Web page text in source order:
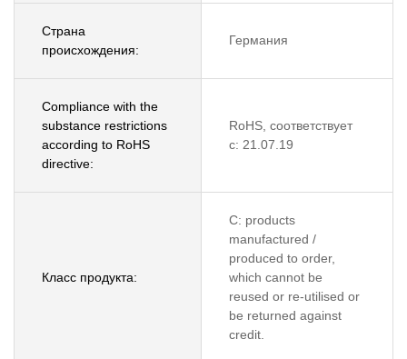
Страна
происхождения:
Германия
Compliance with the
substance restrictions
according to RoHS
directive:
RoHS, соответствует
с: 21.07.19
Класс продукта:
C: products
manufactured /
produced to order,
which cannot be
reused or re-utilised or
be returned against
credit.